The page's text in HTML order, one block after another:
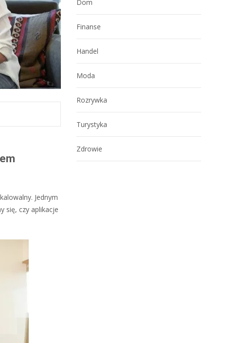
Jednym
się, czy aplikacje
Dom
Finanse
Handel
Moda
Rozrywka
Turystyka
Zdrowie